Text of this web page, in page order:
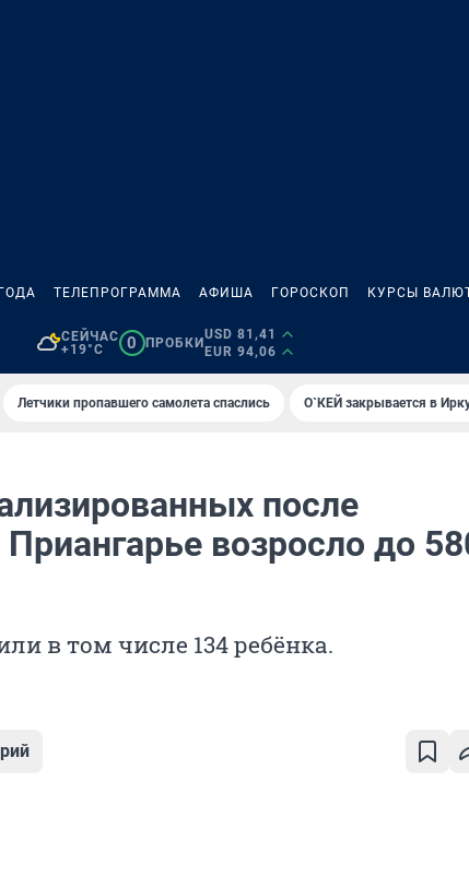
ТЕЛЕПРОГРАММА АФИША ГОРОСКОП КУРСЫ
СЕЙЧАС
+19°C
0 ПРОБКИ
USD 81,41
EUR 94,06
Летчики пропавшего самолета спаслись О`КЕЙ закрывается в
после
возросло до
в том числе 134 ребёнка.